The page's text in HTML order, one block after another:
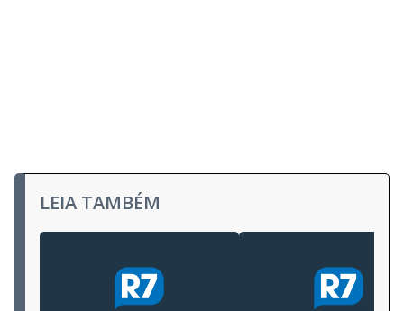
LEIA TAMBÉM